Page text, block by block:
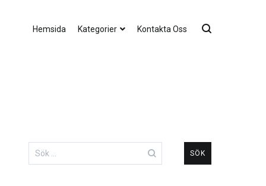
Hemsida Kategorier Kontakta Oss
Sök
efter: